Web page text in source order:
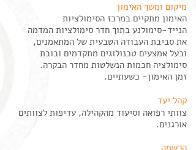
מיקום ומשך האימון
האימון מתקיים במרכז הסימולציות
הנייד-סימולנע בתוך חדר סימולציות המדמה
את סביבת העבודה הטבעית של המתאמנים,
ובעל אמצעים טכנולוגים מתקדמים ובובת
סימולציה חכמות הנשלטות מחדר הבקרה.
זמן האימון- כשעתיים.
קהל יעד
צוותי רפואה וסיעוד מהקהילה, עדיפות לצוותים
אורגנים.
הרשמה